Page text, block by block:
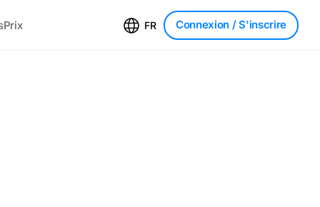
Prix FR Connexion / S'inscrire